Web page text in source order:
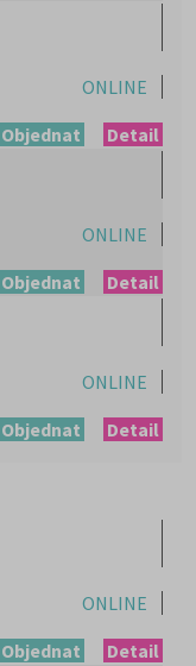
ONLINE
Detail
Objednat
ONLINE
Detail
Objednat
ONLINE
Detail
Objednat
ONLINE
Detail
Objednat